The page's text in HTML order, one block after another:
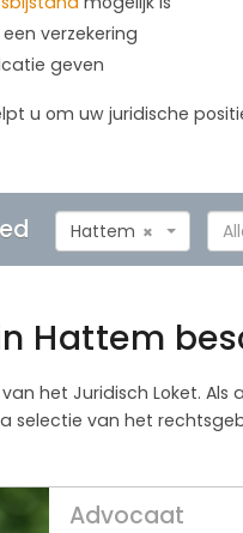
verzekering
geven
u om uw juridische
×
Hattem
Hattem
het Juridisch Loket.
selectie van het
Advocaat